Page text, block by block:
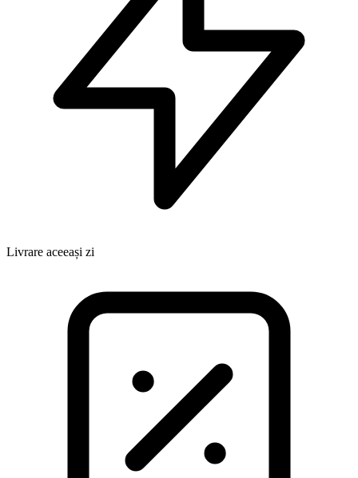
Livrare aceeași zi